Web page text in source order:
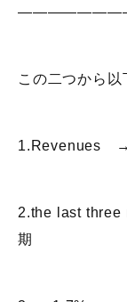
この二つから以
1.Revenues
2.the last
期